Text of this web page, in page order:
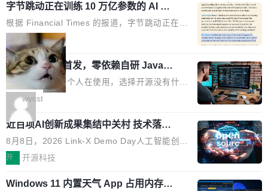
来说，这个速度和成本都"高得让人没法用"。而
4B 开源模型在推理速度上快了几个数量级，成
本低了两三个数量级。 问题在于，小模型开箱即
用时的检索能力确实远不如闭源前沿模型。差距
在哪？就在 RL 后训练。 从 RAG 到 agentic...
nta Tandem 五重发光架构为核心，为高端玩家
打造速度与画质不妥协的沉浸体验。 GO27Q32
搭载三星最新 QD-OLED 面板，采用 5 层串联
式发光结构，并装配全新 ObsidianShield 抗反
射镀膜，黑阶表现提升可达40%，并将表面硬度
由2H升級至3H，画面对比度与强度都提升的同
时还具有 320Hz 刷新率与 0.03ms GTG 灰阶响
应时间，从源头消除拖影与动态模糊。 1.突破 O
LED 画质局限，暗部细节...
字节跳动正在训练 10 万亿参数的 AI 模
型
根据 Financial Times 的报道，字节跳动正在训
练一个 10 万亿参数的 AI 模型，目前处于预训练
阶段。 10 万亿是什么概念？Anthropic 目前最
大的模型 Mythos 5 约 8 万亿参数。DeepSeek
V4-Pro 是 1.6 万亿。月之暗面的 Kimi K3 是 2.
8 万亿。美团 LongCat-2.0 是 1.6 万亿。字节
跳动的这个未命名模型，直接跳到了 10 万亿。
预训练通常需要 3 到 6 个月，之后还有微调阶
段。按这个时间线，最早可能在 2026 年底或 2
027 年初发布。 这个节点很微妙。Anthropic 刚
在 5 月发布了 Mythos 5...
局
wastnet 开源首发，零依赖自研 Java H
TTP/2 框架，性能对标 Undertow !
这个项目一直是个人在使用，选择开源没有什么
动机理由，就是想开源了，如果非要说一个，那
就是它多少弥补了国产 Java 自研 HTTP/2 框架
这块空白——放眼国产 Java 生态，能拿出手的
HTTP/2 网络框架，要么闭源，要么底层建立在
Netty 之上，真正自研的 Java 实现几乎没有。
wastnet 是一款完全自研、零第三方依赖的轻量
级 Java 网络应用框架，核心基于 JDK 原生 NI
wycst
近百项AI创新成果集结中关村 技术落地
与产业迭代提速
8月8日，2026 Link-X Demo Day人工智能创新
项目展在北京中关村举办。本次活动由星连资
业、学术、投资人士，集中展出近百项覆盖AI芯
开 开源科技
Windows 11 内置天气 App 占用内存超